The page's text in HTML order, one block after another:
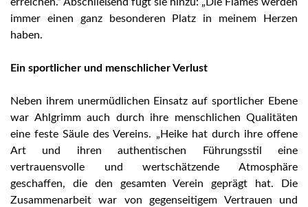
erreichen.“ Abschließend fügt sie hinzu: „Die Flames werden
immer einen ganz besonderen Platz in meinem Herzen
haben.
Ein sportlicher und menschlicher Verlust
Neben ihrem unermüdlichen Einsatz auf sportlicher Ebene
war Ahlgrimm auch durch ihre menschlichen Qualitäten
eine feste Säule des Vereins. „Heike hat durch ihre offene
Art und ihren authentischen Führungsstil eine
vertrauensvolle und wertschätzende Atmosphäre
geschaffen, die den gesamten Verein geprägt hat. Die
Zusammenarbeit war von gegenseitigem Vertrauen und